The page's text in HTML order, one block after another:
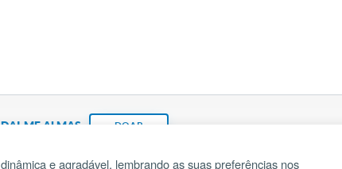
DAI-ME ALMAS DOAR
e agradável, lembrando as suas preferências nos